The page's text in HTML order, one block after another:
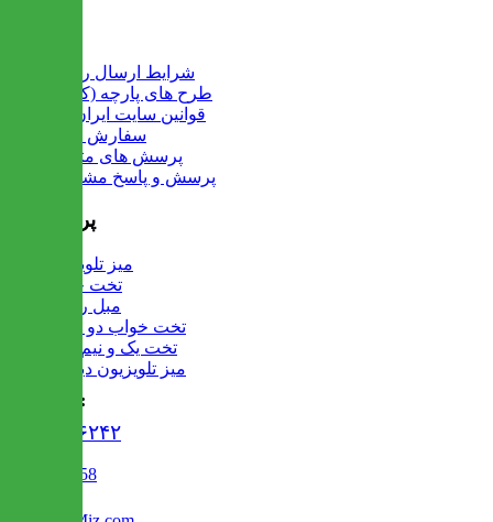
شرایط ارسال رایگان
طرح های پارچه (کالیته)
قوانین سایت ایران میز
سفارش عمده
پرسش های متداول
پرسش و پاسخ مشتریان
پرفروش ها
میز تلویزیون
تخت خواب
مبل راحتی
تخت خواب دو طبقه
تخت یک و نیم نفره
میز تلویزیون دیواری
تماس با ما :
۰۲۱۹۱۳۰۶۲۴۲
02122509458